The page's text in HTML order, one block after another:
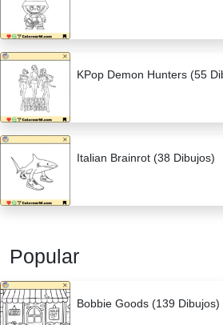
KPop Demon Hunters (55
Italian Brainrot (38 Dibujos)
Popular
Bobbie Goods (139 Dibujos)